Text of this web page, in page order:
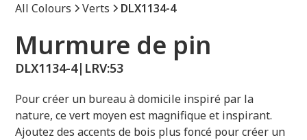
All Colours Verts DLX1134-4
Murmure de pin
DLX1134-4| LRV:53
Pour créer un bureau à domicile inspiré par la
nature, ce vert moyen est magnifique et inspirant.
Ajoutez des accents de bois plus foncé pour créer un